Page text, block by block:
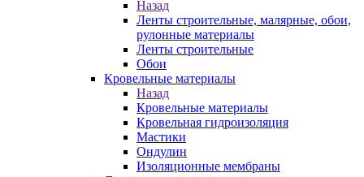
Назад
Ленты строительные, малярные, обои,
рулонные материалы
Ленты строительные
Обои
Кровельные материалы
Назад
Кровельные материалы
Кровельная гидроизоляция
Мастики
Ондулин
Изоляционные мембраны